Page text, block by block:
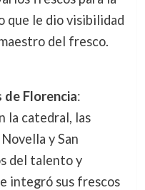
que le dio visibilidad
del fresco.
de Florencia:
la catedral, las
y San
del talento y
integró sus frescos